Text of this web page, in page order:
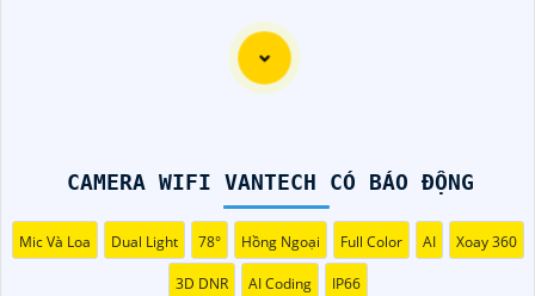
CAMERA WIFI VANTECH CÓ BÁO ĐỘNG
Mic Và Loa Dual Light 78° Hồng Ngoại Full Color AI Xoay 360
3D DNR AI Coding IP66